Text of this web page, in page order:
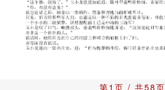
第1页 / 共58页